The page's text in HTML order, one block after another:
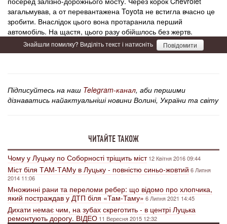
загальмував, а от перевантажена Toyota не встигла вчасно це
зробити. Внаслідок цього вона протаранила перший
автомобіль. На щастя, цього разу обійшлось без жертв.
Знайшли помилку? Виділіть текст і натисніть Повідомити
Підписуйтесь на наш Telegram-канал, аби першими
дізнаватись найактуальніші новини Волині, України та світу
ЧИТАЙТЕ ТАКОЖ
Чому у Луцьку по Соборності тріщить міст 12 Квітня 2016 09:44
Міст біля ТАМ-ТАМу в Луцьку - повністю синьо-жовтий 6 Липня
2014 11:06
Множинні рани та переломи ребер: що відомо про хлопчика,
який постраждав у ДТП біля «Там-Таму»6 Липня 2021 14:45
Дихати немає чим, на зубах скреготить - в центрі Луцька
ремонтують дорогу. ВІДЕО 11 Вересня 2015 12:32